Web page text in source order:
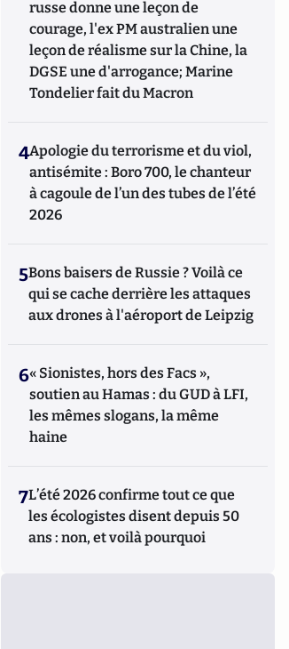
russe donne une leçon de
courage, l'ex PM australien une
leçon de réalisme sur la Chine, la
DGSE une d'arrogance; Marine
Tondelier fait du Macron
4Apologie du terrorisme et du viol,
antisémite : Boro 700, le chanteur
à cagoule de l’un des tubes de l’été
2026
5Bons baisers de Russie ? Voilà ce
qui se cache derrière les attaques
aux drones à l'aéroport de Leipzig
6« Sionistes, hors des Facs »,
soutien au Hamas : du GUD à LFI,
les mêmes slogans, la même
haine
7L’été 2026 confirme tout ce que
les écologistes disent depuis 50
ans : non, et voilà pourquoi